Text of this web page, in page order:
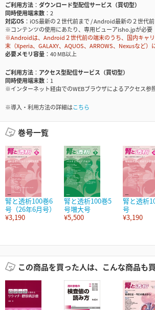
ご利用方法
ダウンロード型配信サービス（買切型）
同時使用端末数
2
対応OS
iOS最新の２世代前まで / Android最新の２世代
※コンテンツの使用にあたり、専用ビューアisho.jpが必要
※Androidは、Android２世代前の端末のうち、国内キャ
末（Xperia、GALAXY、AQUOS、ARROWS、Nexusなど
必要メモリ容量
40 MB以上
ご利用方法
アクセス型配信サービス（買切型）
同時使用端末数
1
※インターネット経由でのWEBブラウザによるアクセス参
※導入・利用方法の詳細はこちら
巻号一覧
腎と透析100巻6
号（26年6月号）
¥3,190
腎と透析100巻5
号増大号
¥5,500
腎と透析
号
¥3,190
この商品を買った人は、こんな商品も買